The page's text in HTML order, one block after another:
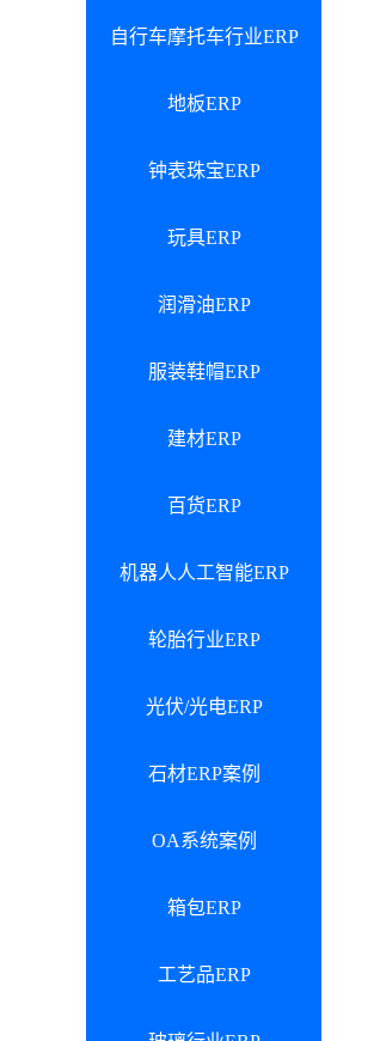
自行车摩托车行业ERP
地板ERP
钟表珠宝ERP
玩具ERP
润滑油ERP
服装鞋帽ERP
建材ERP
百货ERP
机器人人工智能ERP
轮胎行业ERP
光伏/光电ERP
石材ERP案例
OA系统案例
箱包ERP
工艺品ERP